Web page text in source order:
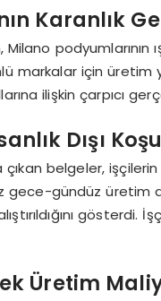
Karanlık
podyumlarının
markalar için
ilişkin çarpıcı
Dışı
belgeler,
gece-gündüz üretim
Üretim